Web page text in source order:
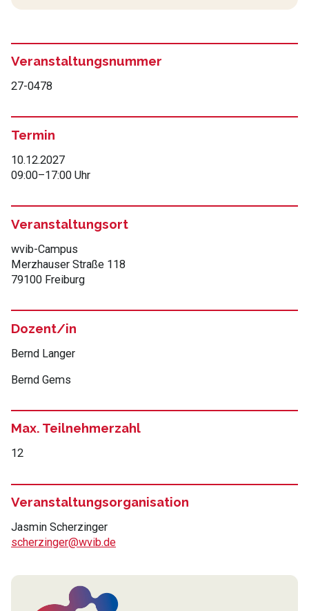
Veranstaltungsnummer
27-0478
Termin
10.12.2027
09:00–17:00 Uhr
Veranstaltungsort
wvib-Campus
Merzhauser Straße 118
79100 Freiburg
Dozent/in
Bernd Langer
Bernd Gems
Max. Teilnehmerzahl
12
Veranstaltungsorganisation
Jasmin Scherzinger
scherzinger@wvib.de